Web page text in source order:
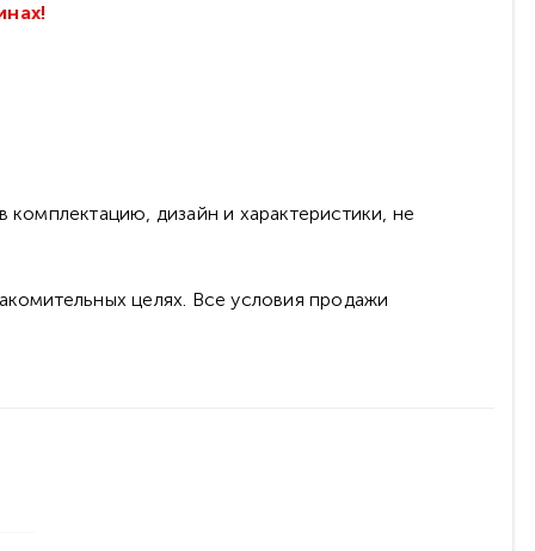
дизайн и характеристики, не
целях. Все условия продажи